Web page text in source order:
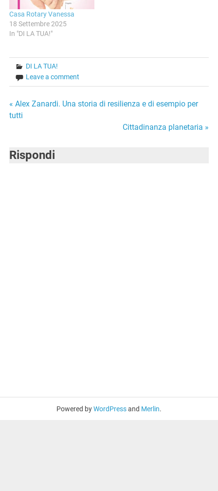
Casa Rotary Vanessa
18 Settembre 2025
In "DI LA TUA!"
DI LA TUA!
Leave a comment
Navigazione
« Alex Zanardi. Una storia di resilienza e di esempio per
tutti
Cittadinanza planetaria »
Rispondi
Powered byWordPressand Merlin.